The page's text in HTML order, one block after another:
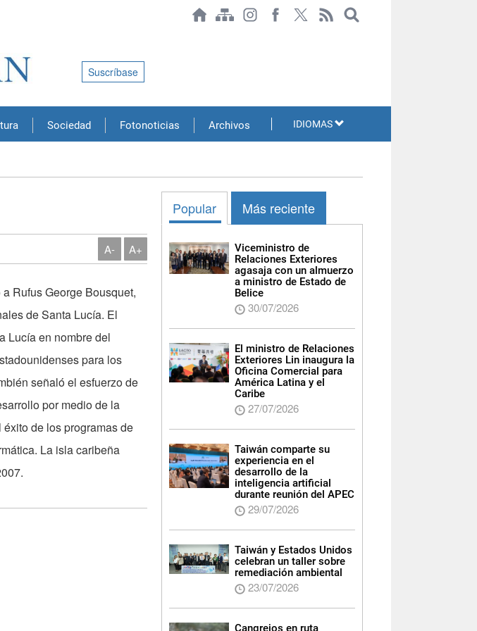
Sociedad Fotonoticias Archivos
Suscríbase
IDIOMAS
A- A+
Rufus George Bousquet,
de Santa Lucía. El
Lucía en nombre del
para los
señaló el esfuerzo de
por medio de la
de los programas de
La isla caribeña
Popular Más reciente
Viceministro de
Relaciones Exteriores
agasaja con un almuerzo
a ministro de Estado de
Belice
30/07/2026
El ministro de Relaciones
Exteriores Lin inaugura la
Oficina Comercial para
América Latina y el
Caribe
27/07/2026
Taiwán comparte su
experiencia en el
desarrollo de la
inteligencia artificial
durante reunión del APEC
29/07/2026
Taiwán y Estados Unidos
celebran un taller sobre
remediación ambiental
23/07/2026
Cangrejos en ruta